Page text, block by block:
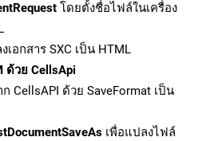
โดยตั้งชื่อไฟล์ในเครื่อง
เอกสาร SXC เป็น HTML
ด้วย CellsApi
ก CellsAPI ด้วย SaveFormat เป็น
เพื่อแปลงไฟล์